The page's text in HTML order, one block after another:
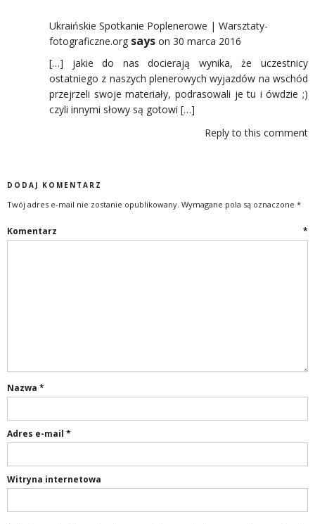
Ukraińskie Spotkanie Poplenerowe | Warsztaty-
fotograficzne.org says on 30 marca 2016
[…] jakie do nas docierają wynika, że uczestnicy
ostatniego z naszych plenerowych wyjazdów na wschód
przejrzeli swoje materiały, podrasowali je tu i ówdzie ;)
czyli innymi słowy są gotowi […]
Reply to this comment
DODAJ KOMENTARZ
Twój adres e-mail nie zostanie opublikowany. Wymagane pola są oznaczone *
Komentarz *
Nazwa *
Adres e-mail *
Witryna internetowa